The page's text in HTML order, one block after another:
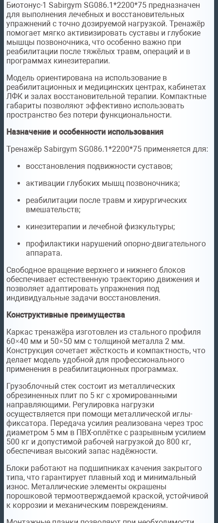
Биотонус-1 Sabirgym SG086.1*2200*75 предназначен
для выполнения лечебных и восстановительных
упражнений с точно дозируемой нагрузкой. Тренажёр
помогает мягко активизировать суставы и глубокие
мышцы позвоночника, что особенно важно при
реабилитации после тяжёлых травм, операций и в
программах кинезитерапии.
Модель ориентирована на использование в
реабилитационных и медицинских центрах, кабинетах
ЛФК и залах восстановительной терапии. Компактные
габариты позволяют эффективно использовать
пространство без потери функциональности.
Назначение и особенности использования
Тренажёр Sabirgym SG086.1*2200*75 применяется для:
восстановления подвижности суставов;
активации глубоких мышц позвоночника;
реабилитации после травм и хирургических
вмешательств;
кинезитерапии и лечебной физкультуры;
профилактики нарушений опорно-двигательного
аппарата.
Свободное вращение верхнего и нижнего блоков
обеспечивает естественную траекторию движения и
позволяет адаптировать упражнения под
индивидуальные задачи восстановления.
Конструктивные преимущества
Каркас тренажёра изготовлен из стального профиля
60×40 мм и 50×50 мм с толщиной металла 2 мм.
Конструкция сочетает жёсткость и компактность, что
делает модель удобной для профессионального
применения в реабилитационных программах.
Грузоблочный стек состоит из металлических
обрезиненных плит по 5 кг с хромированными
направляющими. Регулировка нагрузки
осуществляется при помощи металлической иглы-
фиксатора. Передача усилия реализована через трос
диаметром 5 мм в ПВХ-оплётке с разрывным усилием
500 кг и допустимой рабочей нагрузкой до 800 кг,
обеспечивая высокий запас надёжности.
Блоки работают на подшипниках качения закрытого
типа, что гарантирует плавный ход и минимальный
износ. Металлические элементы окрашены
порошковой термоотверждаемой краской, устойчивой
к коррозии и механическим повреждениям.